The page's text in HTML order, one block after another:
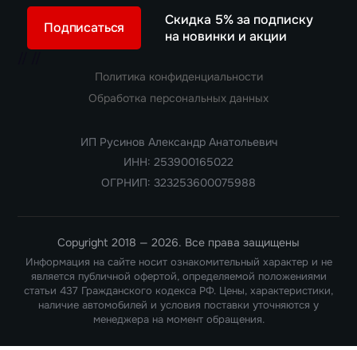
Скидка 5% за подписку
на новинки и акции
Подписаться
Copyright 2018 — 2026. Все права защищены
Информация на сайте носит ознакомительный характер и не
является публичной офертой, определяемой положениями
статьи 437 Гражданского кодекса РФ. Цены, характеристики,
наличие автомобилей и условия поставки уточняются у
менеджера на момент обращения.
Политика конфиденциальности
Обработка персональных данных
ИП Русинов Александр Анатольевич
ИНН: 253900165022
ОГРНИП: 323253600075988